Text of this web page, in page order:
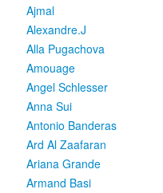
Ajmal
Alexandre.J
Alla Pugachova
Amouage
Angel Schlesser
Anna Sui
Antonio Banderas
Ard Al Zaafaran
Ariana Grande
Armand Basi